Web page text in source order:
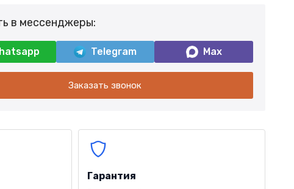
в мессенджеры:
Telegram Max
Заказать звонок
Гарантия